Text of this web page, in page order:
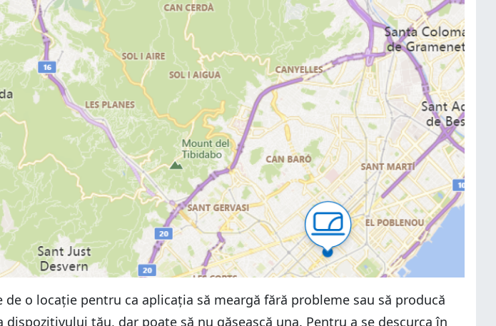
o locație pentru ca aplicația să meargă fără probleme sau să producă
tău, dar poate să nu găsească una. Pentru a se descurca în